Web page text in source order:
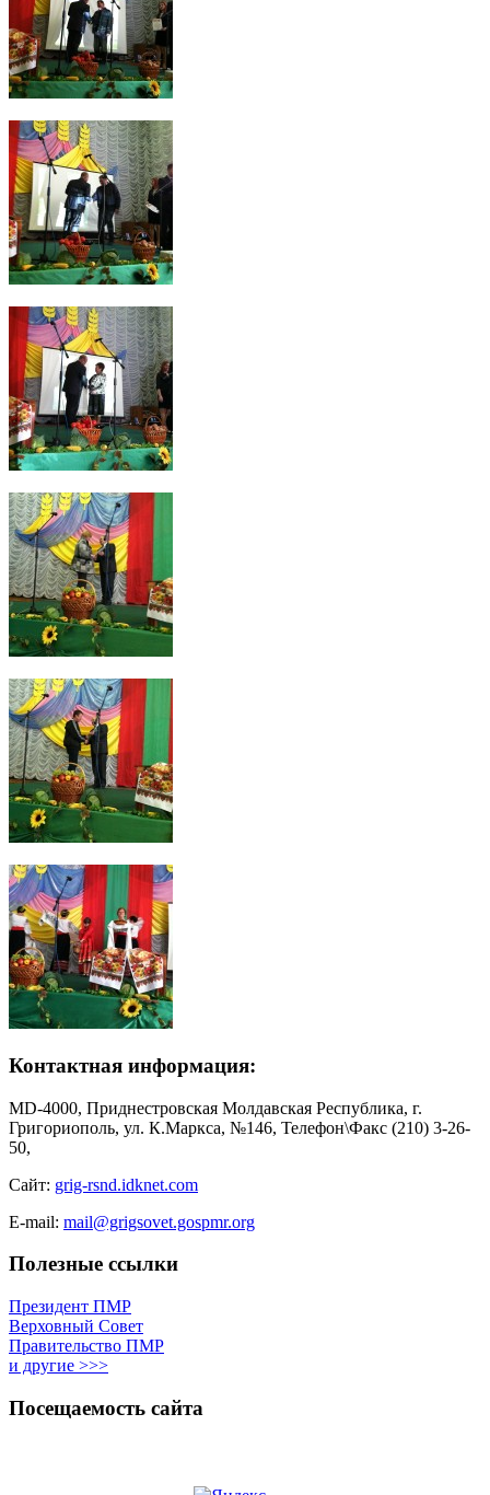
Контактная информация:
MD-4000, Приднестровская Молдавская Республика, г.
Григориополь, ул. К.Маркса, №146, Телефон\Факс (210) 3-26-
50,
Сайт: grig-rsnd.idknet.com
E-mail: mail@grigsovet.gospmr.org
Полезные ссылки
Президент ПМР
Верховный Совет
Правительство ПМР
и другие >>>
Посещаемость сайта